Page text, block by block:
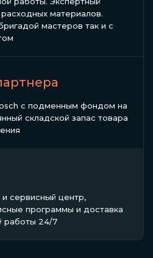
материалов.
мастеров так и с
с подменным фондом на
складской запас товара
сервисный центр,
программы и доставка
работы 24/7